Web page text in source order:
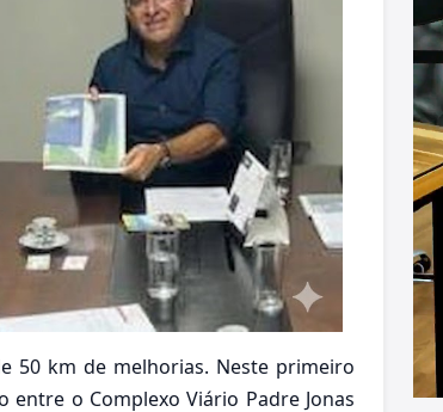
50 km de melhorias. Neste primeiro
o Complexo Viário Padre Jonas